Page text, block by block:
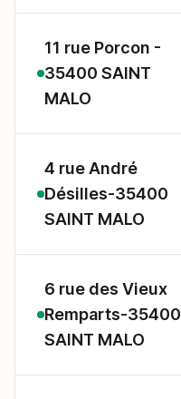
11 rue Porcon -
35400 SAINT
MALO
4 rue André
Désilles-35400
SAINT MALO
6 rue des Vieux
Remparts-35400
SAINT MALO